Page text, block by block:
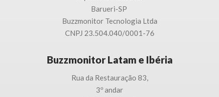
Barueri-SP
Buzzmonitor Tecnologia Ltda
CNPJ 23.504.040/0001-76
Buzzmonitor Latam e Ibéria
Rua da Restauração 83,
3º andar